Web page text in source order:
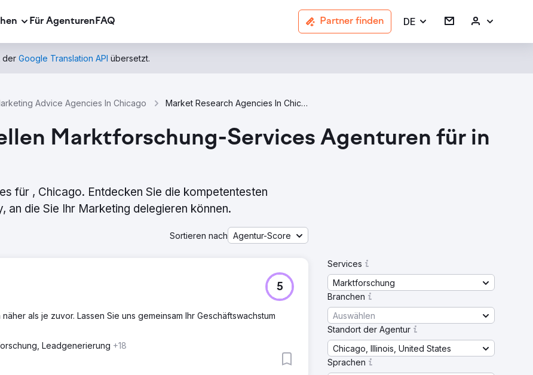
Für Agenturen FAQ Partner finden DE
der Google Translation API übersetzt.
Advice Agencies In Chicago Market Research Agencies In Chicago
Marktforschung-Services Agenturen für in
für , Chicago. Entdecken Sie die kompetentesten
an die Sie Ihr Marketing delegieren können.
Sortieren nach Agentur-Score
5
als je zuvor. Lassen Sie uns gemeinsam Ihr Geschäftswachstum
Leadgenerierung +18
Services
Marktforschung
Branchen
Auswählen
Standort der Agentur
Chicago, Illinois, United States
Sprachen